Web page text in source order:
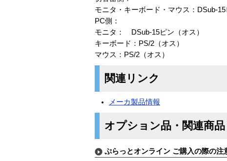
モニタ・キーボード・マウス：DSub-15
PC側：
モニタ： DSub-15ピン（オス）
キーボード：PS/2（オス）
マウス：PS/2（オス）
関連リンク
メーカ製品情報
オプション品・関連商品
ぷらっとオンライン ご購入の際の注